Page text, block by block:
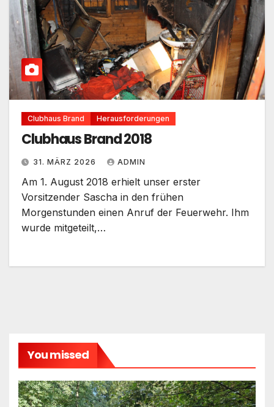
Clubhaus Brand Herausforderungen
Clubhaus Brand 2018
31. MÄRZ 2026 ADMIN
Am 1. August 2018 erhielt unser erster
Vorsitzender Sascha in den frühen
Morgenstunden einen Anruf der Feuerwehr. Ihm
wurde mitgeteilt,…
You missed